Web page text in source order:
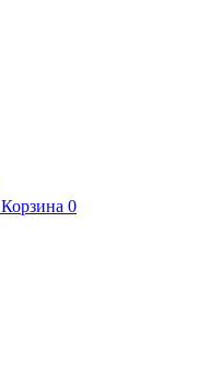
Корзина 0